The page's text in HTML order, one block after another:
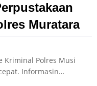
Muratara
Kriminal Polres Musi
Informasin…